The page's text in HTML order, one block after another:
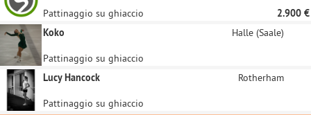
Pattinaggio su ghiaccio
2.900 €
Koko
Halle (Saale)
Pattinaggio su ghiaccio
Lucy Hancock
Rotherham
Pattinaggio su ghiaccio